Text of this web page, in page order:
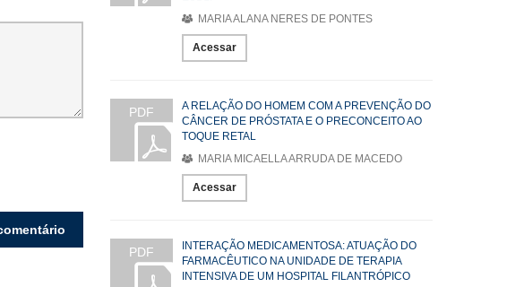
MARIA ALANA NERES DE PONTES
Acessar
PDF
A RELAÇÃO DO HOMEM COM A PREVENÇÃO DO
CÂNCER DE PRÓSTATA E O PRECONCEITO AO
TOQUE RETAL
MARIA MICAELLA ARRUDA DE MACEDO
Acessar
PDF
INTERAÇÃO MEDICAMENTOSA: ATUAÇÃO DO
FARMACÊUTICO NA UNIDADE DE TERAPIA
INTENSIVA DE UM HOSPITAL FILANTRÓPICO